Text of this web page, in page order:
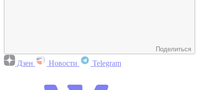
Поделиться
Дзен Новости Telegram